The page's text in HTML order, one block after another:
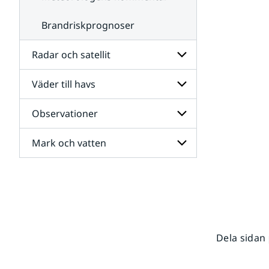
Brandriskprognoser
Radar och satellit
Undersidor
för
Radar
och
satellit
Väder till havs
Undersidor
för
Väder
till
havs
Observationer
Undersidor
för
Mark och vatten
Dela sidan